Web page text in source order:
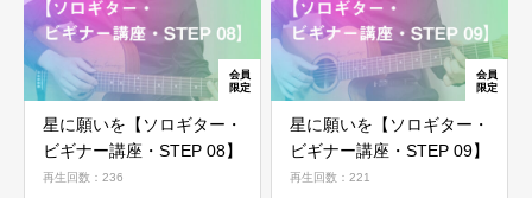
星に願いを【ソロギター・
ビギナー講座・STEP 08】
再生回数：236
星に願いを【ソロギター・
ビギナー講座・STEP 09】
再生回数：221